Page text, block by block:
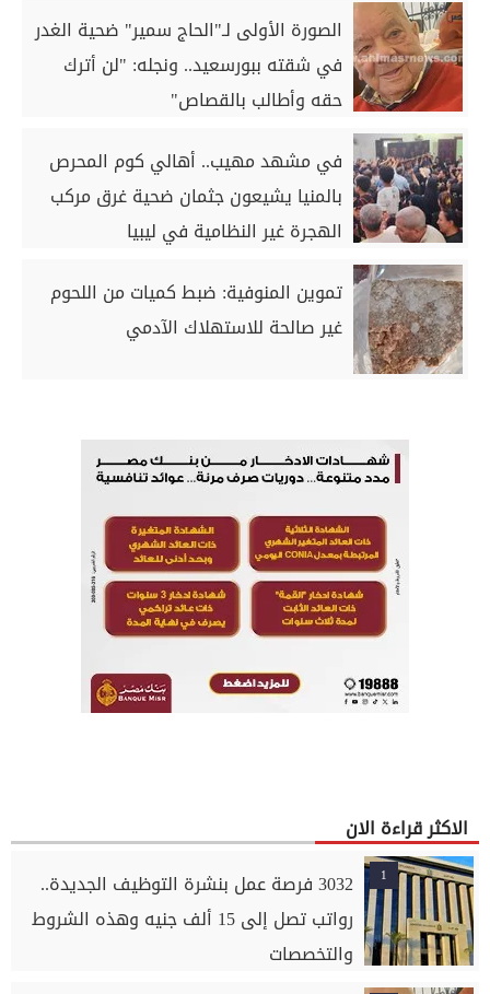
الصورة الأولى لـ"الحاج سمير" ضحية الغدر
في شقته ببورسعيد.. ونجله: "لن أترك
حقه وأطالب بالقصاص"
في مشهد مهيب.. أهالي كوم المحرص
بالمنيا يشيعون جثمان ضحية غرق مركب
الهجرة غير النظامية في ليبيا
تموين المنوفية: ضبط كميات من اللحوم
غير صالحة للاستهلاك الآدمي
الاكثر قراءة الان
1
3032 فرصة عمل بنشرة التوظيف الجديدة..
رواتب تصل إلى 15 ألف جنيه وهذه الشروط
والتخصصات